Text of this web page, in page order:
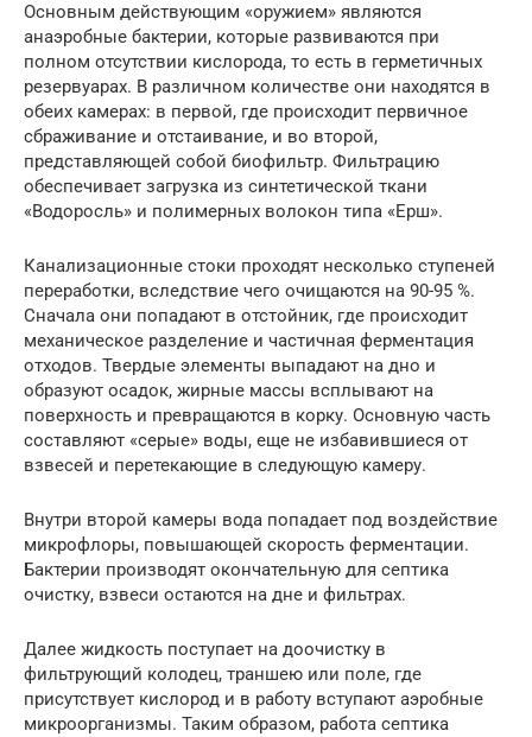
Основным действующим «оружием» являются
анаэробные бактерии, которые развиваются при
полном отсутствии кислорода, то есть в герметичных
резервуарах. В различном количестве они находятся в
обеих камерах: в первой, где происходит первичное
сбраживание и отстаивание, и во второй,
представляющей собой биофильтр. Фильтрацию
обеспечивает загрузка из синтетической ткани
«Водоросль» и полимерных волокон типа «Ерш».
Канализационные стоки проходят несколько ступеней
переработки, вследствие чего очищаются на 90-95 %.
Сначала они попадают в отстойник, где происходит
механическое разделение и частичная ферментация
отходов. Твердые элементы выпадают на дно и
образуют осадок, жирные массы всплывают на
поверхность и превращаются в корку. Основную часть
составляют «серые» воды, еще не избавившиеся от
взвесей и перетекающие в следующую камеру.
Внутри второй камеры вода попадает под воздействие
микрофлоры, повышающей скорость ферментации.
Бактерии производят окончательную для септика
очистку, взвеси остаются на дне и фильтрах.
Далее жидкость поступает на доочистку в
фильтрующий колодец, траншею или поле, где
присутствует кислород и в работу вступают аэробные
микроорганизмы. Таким образом, работа септика